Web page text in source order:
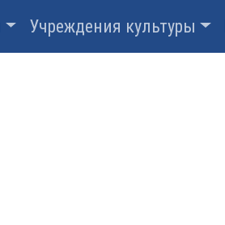
Учреждения культуры